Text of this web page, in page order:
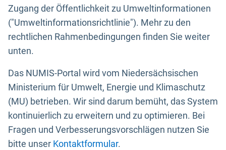
Zugang der Öffentlichkeit zu Umweltinformationen
("Umweltinformationsrichtlinie"). Mehr zu den
rechtlichen Rahmenbedingungen finden Sie weiter
unten.
Das NUMIS-Portal wird vom Niedersächsischen
Ministerium für Umwelt, Energie und Klimaschutz
(MU) betrieben. Wir sind darum bemüht, das System
kontinuierlich zu erweitern und zu optimieren. Bei
Fragen und Verbesserungsvorschlägen nutzen Sie
bitte unser Kontaktformular.